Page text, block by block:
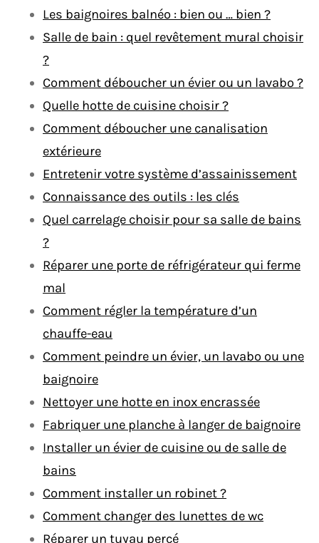
Les baignoires balnéo : bien ou … bien ?
Salle de bain : quel revêtement mural choisir
?
Comment déboucher un évier ou un lavabo ?
Quelle hotte de cuisine choisir ?
Comment déboucher une canalisation
extérieure
Entretenir votre système d’assainissement
Connaissance des outils : les clés
Quel carrelage choisir pour sa salle de bains
?
Réparer une porte de réfrigérateur qui ferme
mal
Comment régler la température d’un
chauffe-eau
Comment peindre un évier, un lavabo ou une
baignoire
Nettoyer une hotte en inox encrassée
Fabriquer une planche à langer de baignoire
Installer un évier de cuisine ou de salle de
bains
Comment installer un robinet ?
Comment changer des lunettes de wc
Réparer un tuyau percé